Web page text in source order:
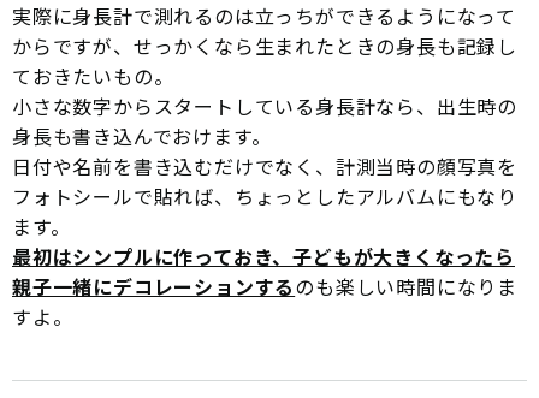
実際に身長計で測れるのは立っちができるようになって
からですが、せっかくなら生まれたときの身長も記録し
ておきたいもの。
小さな数字からスタートしている身長計なら、出生時の
身長も書き込んでおけます。
日付や名前を書き込むだけでなく、計測当時の顔写真を
フォトシールで貼れば、ちょっとしたアルバムにもなり
ます。
最初はシンプルに作っておき、子どもが大きくなったら
親子一緒にデコレーションするのも楽しい時間になりま
すよ。